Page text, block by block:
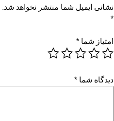
نشانی ایمیل شما منتشر نخواهد شد.
*
امتیاز شما*
دیدگاه شما*